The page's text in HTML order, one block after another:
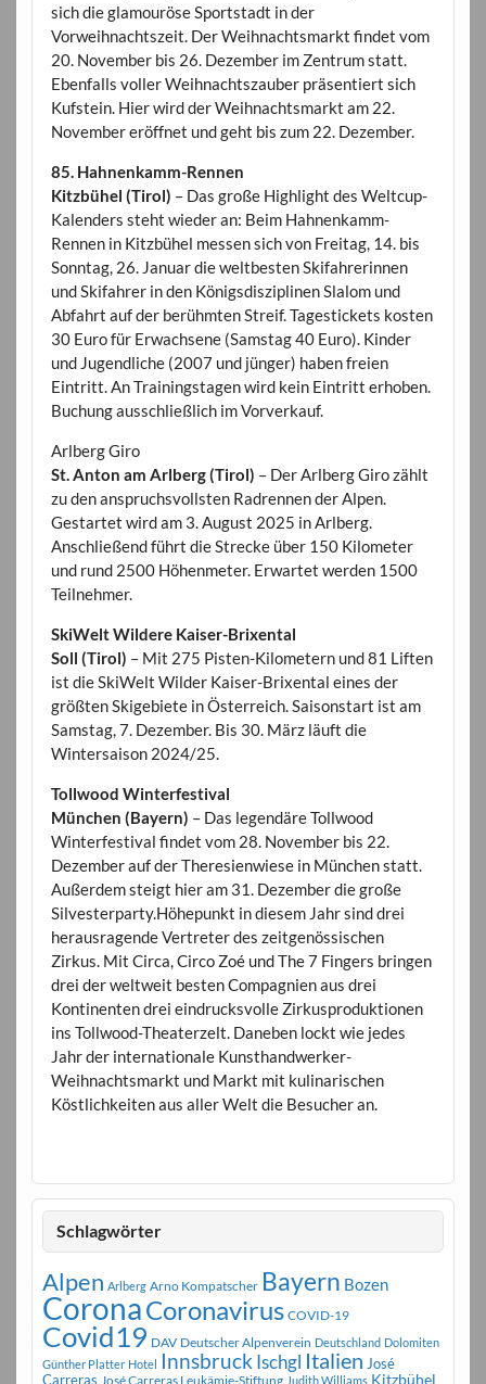
sich die glamouröse Sportstadt in der
Vorweihnachtszeit. Der Weihnachtsmarkt findet vom
20. November bis 26. Dezember im Zentrum statt.
Ebenfalls voller Weihnachtszauber präsentiert sich
Kufstein. Hier wird der Weihnachtsmarkt am 22.
November eröffnet und geht bis zum 22. Dezember.
85. Hahnenkamm-Rennen
Kitzbühel (Tirol) – Das große Highlight des Weltcup-
Kalenders steht wieder an: Beim Hahnenkamm-
Rennen in Kitzbühel messen sich von Freitag, 14. bis
Sonntag, 26. Januar die weltbesten Skifahrerinnen
und Skifahrer in den Königsdisziplinen Slalom und
Abfahrt auf der berühmten Streif. Tagestickets kosten
30 Euro für Erwachsene (Samstag 40 Euro). Kinder
und Jugendliche (2007 und jünger) haben freien
Eintritt. An Trainingstagen wird kein Eintritt erhoben.
Buchung ausschließlich im Vorverkauf.
Arlberg Giro
St. Anton am Arlberg (Tirol) – Der Arlberg Giro zählt
zu den anspruchsvollsten Radrennen der Alpen.
Gestartet wird am 3. August 2025 in Arlberg.
Anschließend führt die Strecke über 150 Kilometer
und rund 2500 Höhenmeter. Erwartet werden 1500
Teilnehmer.
SkiWelt Wildere Kaiser-Brixental
Soll (Tirol) – Mit 275 Pisten-Kilometern und 81 Liften
ist die SkiWelt Wilder Kaiser-Brixental eines der
größten Skigebiete in Österreich. Saisonstart ist am
Samstag, 7. Dezember. Bis 30. März läuft die
Wintersaison 2024/25.
Tollwood Winterfestival
München (Bayern) – Das legendäre Tollwood
Winterfestival findet vom 28. November bis 22.
Dezember auf der Theresienwiese in München statt.
Außerdem steigt hier am 31. Dezember die große
Silvesterparty.Höhepunkt in diesem Jahr sind drei
herausragende Vertreter des zeitgenössischen
Zirkus. Mit Circa, Circo Zoé und The 7 Fingers bringen
drei der weltweit besten Compagnien aus drei
Kontinenten drei eindrucksvolle Zirkusproduktionen
ins Tollwood-Theaterzelt. Daneben lockt wie jedes
Jahr der internationale Kunsthandwerker-
Weihnachtsmarkt und Markt mit kulinarischen
Köstlichkeiten aus aller Welt die Besucher an.
Schlagwörter
Alpen Arlberg Arno Kompatscher Bayern Bozen
CoronaCoronavirus COVID-19
Covid19 DAV Deutscher Alpenverein Deutschland Dolomiten
Günther Platter Hotel Innsbruck Ischgl Italien José
Carreras José Carreras Leukämie-Stiftung Judith Williams Kitzbühel